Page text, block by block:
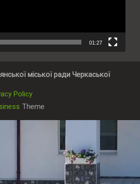
01:27
міської ради Черкаської
Policy
Theme